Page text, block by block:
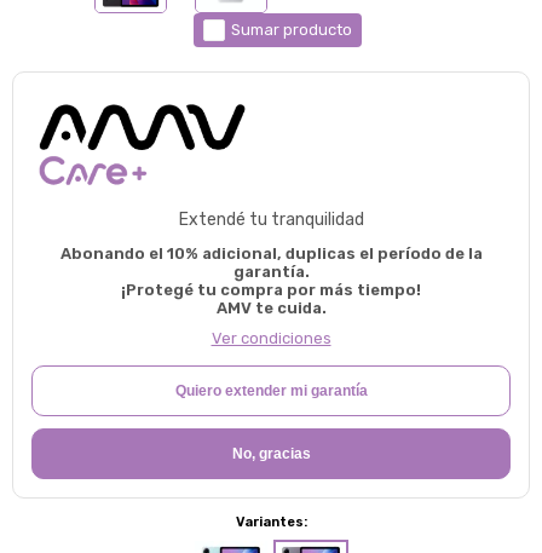
Sumar producto
Extendé tu tranquilidad
Abonando el 10% adicional, duplicas el período de la
garantía.
¡Protegé tu compra por más tiempo!
AMV te cuida.
Ver condiciones
Quiero extender mi garantía
No, gracias
Variantes: